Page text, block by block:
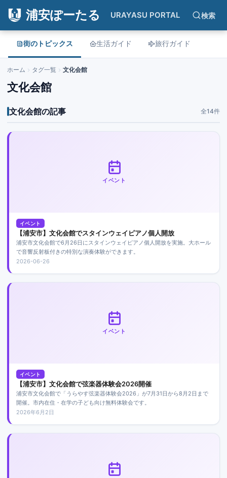
浦安ぽーたる URAYASU PORTAL 検索
街のトピックス 生活ガイド 旅行ガイド
ホーム タグ一覧 文化会館
文化会館
文化会館の記事 全14件
イベント
イベント
【浦安市】文化会館でスタインウェイピアノ個人開放
浦安市文化会館で6月26日にスタインウェイピアノ個人開放を実施。大ホール
で音響反射板付きの特別な演奏体験ができます。
2026-06-26
イベント
イベント
【浦安市】文化会館で弦楽器体験会2026開催
浦安市文化会館で「うらやす弦楽器体験会2026」が7月31日から8月2日まで
開催。市内在住・在学の子ども向け無料体験会です。
2026年6月2日